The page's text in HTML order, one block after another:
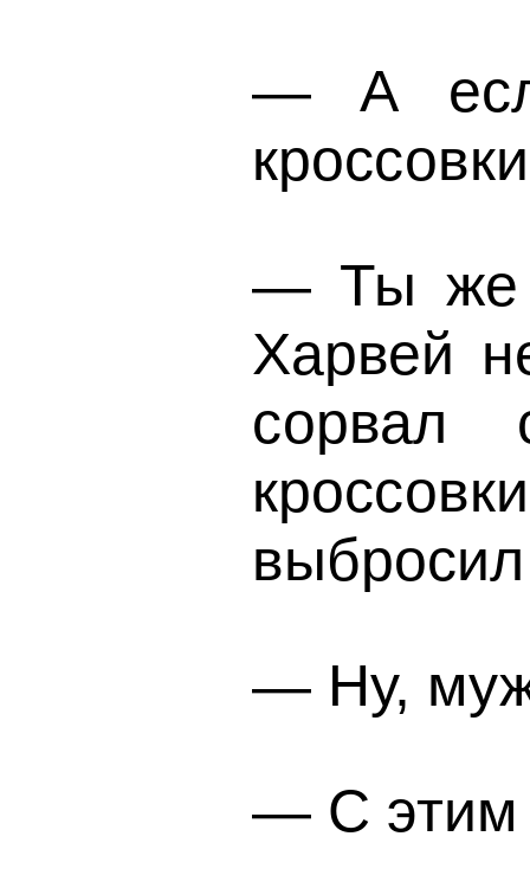
— А
— Ты же
Харвей
сорвал
— Ну,
— С этим